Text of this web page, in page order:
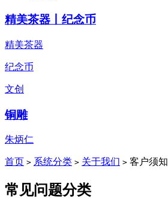
精美茶器丨纪念币
精美茶器
纪念币
文创
铜雕
朱炳仁
首页 > 系统分类 > 关于我们 > 客户须知
常见问题分类